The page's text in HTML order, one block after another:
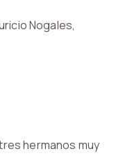
Nogales,
hermanos muy